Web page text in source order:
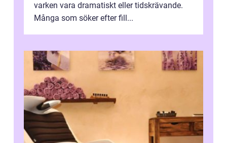
varken vara dramatiskt eller tidskrävande.
Många som söker efter fill...